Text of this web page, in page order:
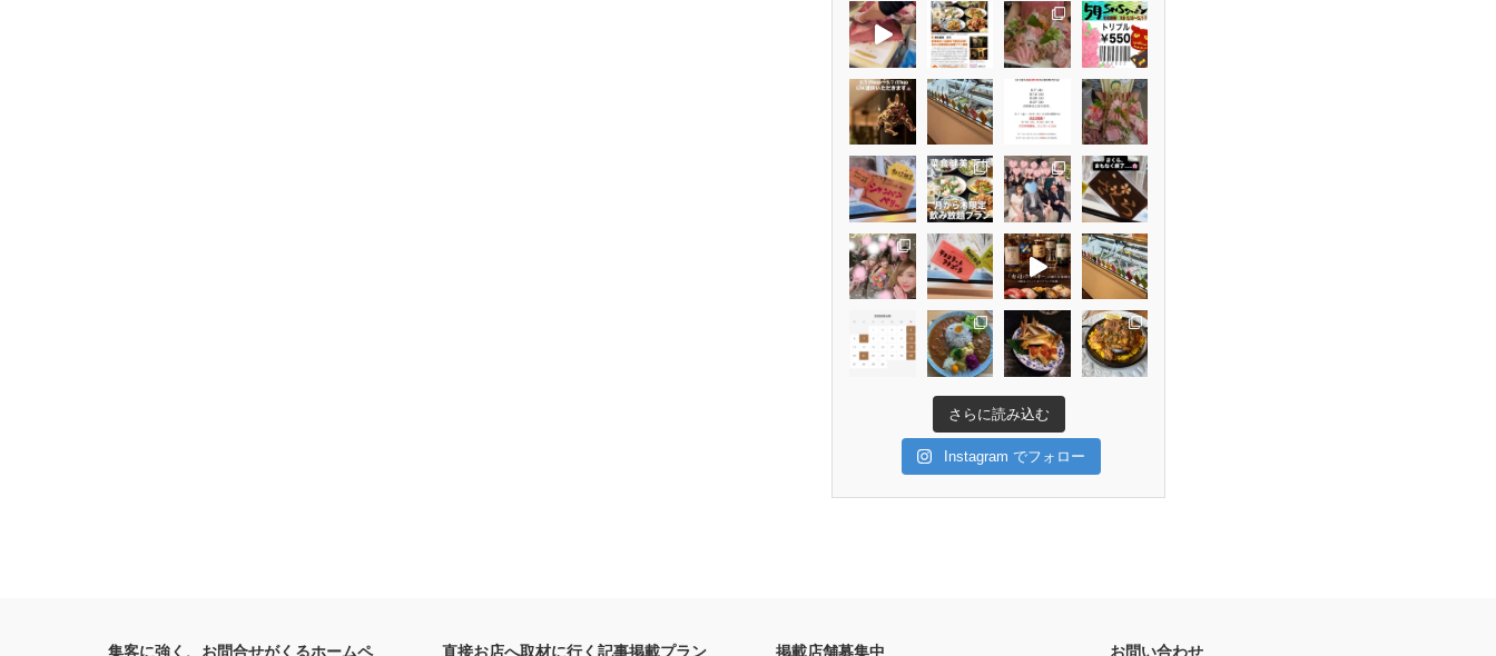
さらに読み込む
Instagram でフォロー
集客に強く、お問合せがくるホームペ
直接お店へ取材に行く記事掲載プラン 掲載店舗募集中 お問い合わせ